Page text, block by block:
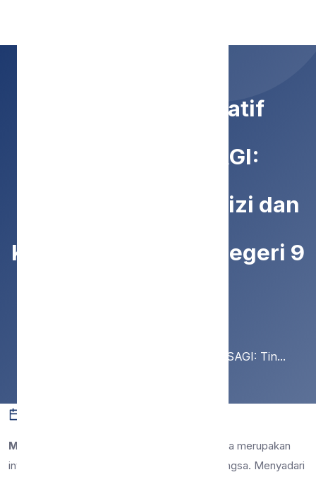
Kolaborasi Edukatif
Bersama PERSAGI:
Tingkatkan Sadar Gizi dan
Kesehatan di SMP Negeri 9
Kolaborasi Edukatif Bersama PERSAGI: Tin...
Malang, 21 Januari 2026
– Kesehatan remaja merupakan
investasi jangka panjang bagi masa depan bangsa. Menyadari